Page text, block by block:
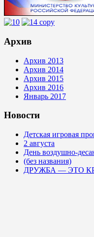
Архив
Архив 2013
Архив 2014
Архив 2015
Архив 2016
Январь 2017
Новости
Детская игровая
2 августа
День воздушно-
(без названия)
ДРУЖБА — ЭТО